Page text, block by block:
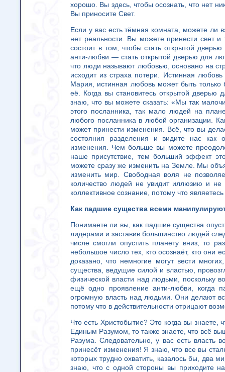
хорошо. Вы здесь, чтобы осознать, что нет
Вы приносите Свет.
Если у вас есть тёмная комната, можете ли
нет реальности. Вы можете принести свет
состоит в том, чтобы стать открытой
анти-любви — стать открытой дверью для
что люди называют любовью, основано на
исходит из страха потери. Истинная
Мария, истинная любовь может быть только
её. Когда вы становитесь открытой дверью
знаю, что вы можете сказать: «Мы так
этого посланника, так мало людей на
любого посланника в любой организации.
может принести изменения. Всё, что вы
состояния разделения и видите нас как
изменения. Чем больше вы можете
наше присутствие, тем больший эффект
можете сразу же изменить на Земле. Мы
изменить мир. Свободная воля не
количество людей не увидит иллюзию и не
коллективное сознание, потому что
Как падшие существа всеми
Понимаете ли вы, как падшие существа
лидерами и заставив большинство людей
числе смогли опустить планету вниз, то
небольшое число тех, кто осознаёт, кто они
доказано, что немногие могут вести
существа, ведущие силой и властью,
физической власти над людьми, поскольку
ещё одно проявление анти-любви, когда
огромную власть над людьми. Они делают
потому что в действительности отрицают
Что есть Христобытие? Это когда вы
Единым Разумом, то также знаете, что всё
Разума. Следовательно, у вас есть власть
принесёт изменения! Я знаю, что все вы
которых трудно охватить, казалось бы, два
знаю, что с одной стороны вы приходите